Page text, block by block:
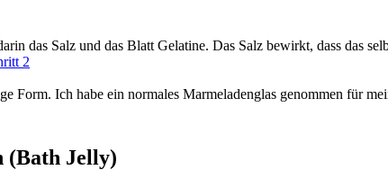
das Salz und das Blatt Gelatine. Das Salz bewirkt, dass das
Form. Ich habe ein normales Marmeladenglas genommen für
(Bath Jelly)